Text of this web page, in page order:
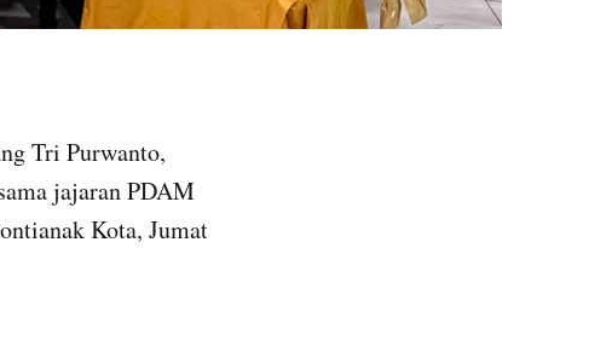
Tri Purwanto,
jajaran PDAM
Kota, Jumat